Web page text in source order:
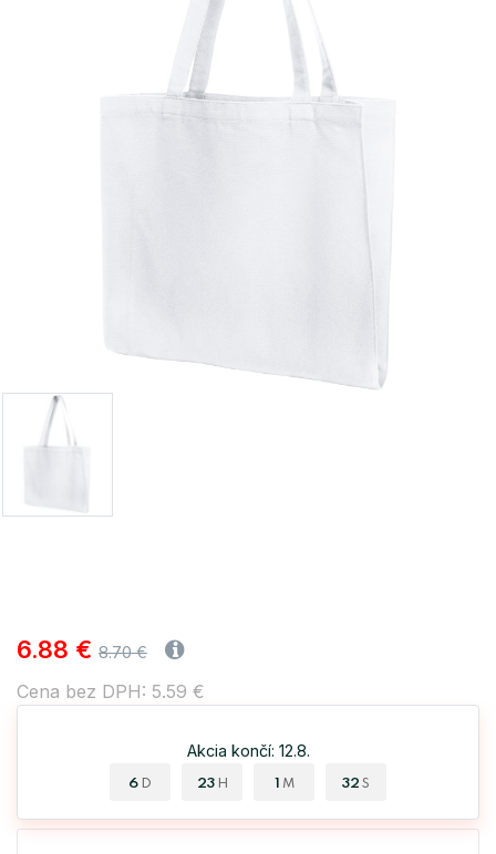
6.88 € 8.70 €
Cena bez DPH: 5.59 €
Akcia končí: 12.8.
6 D 23 H 1 M 32 S